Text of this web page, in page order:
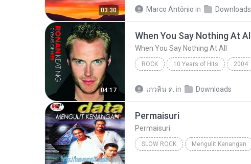
03:30 Marco Antônio in Downloads
04:17
When You Say Nothing At All
When You Say Nothing At All
ROCK 10 Years of Hits 2004
เกวลิน ด. in Downloads
Permaisuri
Permaisuri
SLOW ROCK Mengulit Kenangan